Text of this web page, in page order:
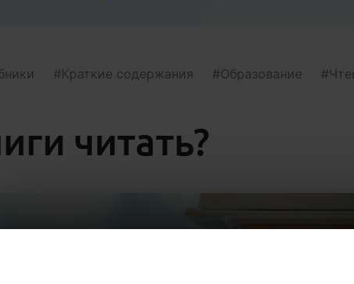
Краткие содержания Образование
читать?